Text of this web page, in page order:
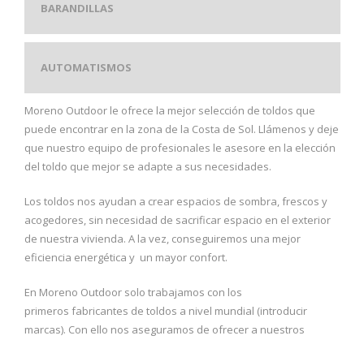
BARANDILLAS
AUTOMATISMOS
Moreno Outdoor le ofrece la mejor selección de toldos que
puede encontrar en la zona de la Costa de Sol. Llámenos y deje
que nuestro equipo de profesionales le asesore en la elección
del toldo que mejor se adapte a sus necesidades.
Los toldos nos ayudan a crear espacios de sombra, frescos y
acogedores, sin necesidad de sacrificar espacio en el exterior
de nuestra vivienda. A la vez, conseguiremos una mejor
eficiencia energética y un mayor confort.
En Moreno Outdoor solo trabajamos con los
primeros fabricantes de toldos a nivel mundial (introducir
marcas). Con ello nos aseguramos de ofrecer a nuestros